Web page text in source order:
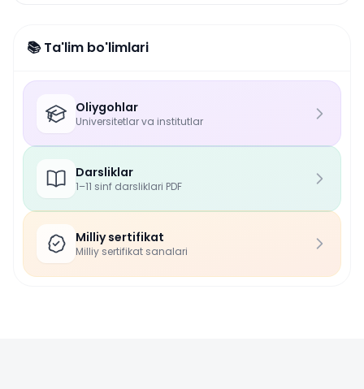
📚 Ta'lim bo'limlari
Oliygohlar
Universitetlar va institutlar
Darsliklar
1–11 sinf darsliklari PDF
Milliy sertifikat
Milliy sertifikat sanalari